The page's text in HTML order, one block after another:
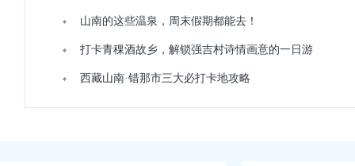
山南的这些温泉，周末假期都能去！
打卡青稞酒故乡，解锁强吉村诗情画意的一日游
西藏山南·错那市三大必打卡地攻略